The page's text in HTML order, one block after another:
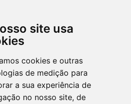
site usa
cookies e outras
de medição para
a sua experiência de
no nosso site, de